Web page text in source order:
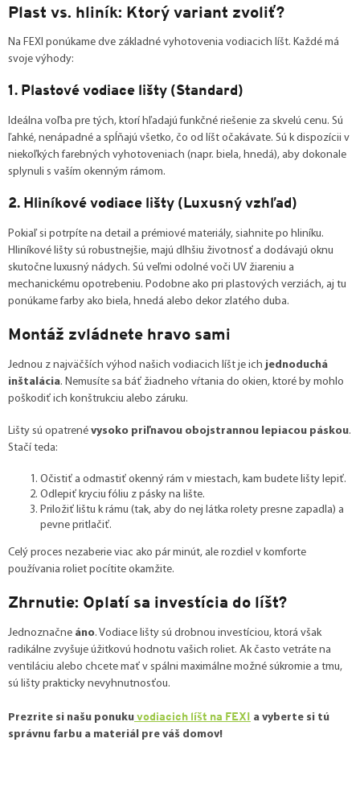
Plast vs. hliník: Ktorý variant zvoliť?
Na FEXI ponúkame dve základné vyhotovenia vodiacich líšt. Každé má
svoje výhody:
1. Plastové vodiace lišty (Standard)
Ideálna voľba pre tých, ktorí hľadajú funkčné riešenie za skvelú cenu. Sú
ľahké, nenápadné a spĺňajú všetko, čo od líšt očakávate. Sú k dispozícii v
niekoľkých farebných vyhotoveniach (napr. biela, hnedá), aby dokonale
splynuli s vaším okenným rámom.
2. Hliníkové vodiace lišty (Luxusný vzhľad)
Pokiaľ si potrpíte na detail a prémiové materiály, siahnite po hliníku.
Hliníkové lišty sú robustnejšie, majú dlhšiu životnosť a dodávajú oknu
skutočne luxusný nádych. Sú veľmi odolné voči UV žiareniu a
mechanickému opotrebeniu. Podobne ako pri plastových verziách, aj tu
ponúkame farby ako biela, hnedá alebo dekor zlatého duba.
Montáž zvládnete hravo sami
Jednou z najväčších výhod našich vodiacich líšt je ich jednoduchá
inštalácia. Nemusíte sa báť žiadneho vŕtania do okien, ktoré by mohlo
poškodiť ich konštrukciu alebo záruku.
Lišty sú opatrené vysoko priľnavou obojstrannou lepiacou páskou.
Stačí teda:
Očistiť a odmastiť okenný rám v miestach, kam budete lišty lepiť.
Odlepiť kryciu fóliu z pásky na lište.
Priložiť lištu k rámu (tak, aby do nej látka rolety presne zapadla) a
pevne pritlačiť.
Celý proces nezaberie viac ako pár minút, ale rozdiel v komforte
používania roliet pocítite okamžite.
Zhrnutie: Oplatí sa investícia do líšt?
Jednoznačne áno. Vodiace lišty sú drobnou investíciou, ktorá však
radikálne zvyšuje úžitkovú hodnotu vašich roliet. Ak často vetráte na
ventiláciu alebo chcete mať v spálni maximálne možné súkromie a tmu,
sú lišty prakticky nevyhnutnosťou.
Prezrite si našu ponuku vodiacich líšt na FEXI a vyberte si tú
správnu farbu a materiál pre váš domov!